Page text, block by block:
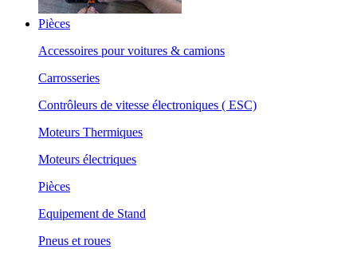
Pièces
Accessoires pour voitures & camions
Carrosseries
Contrôleurs de vitesse électroniques ( ESC)
Moteurs Thermiques
Moteurs électriques
Pièces
Equipement de Stand
Pneus et roues